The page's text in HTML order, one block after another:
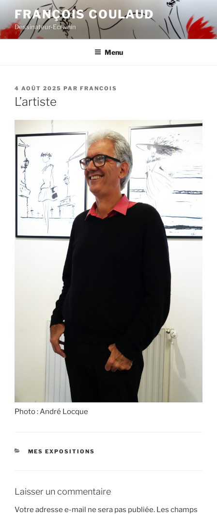
contenu
principal
FRANÇOIS COULAUD
Dessinateur-Ecrivain
Menu
PUBLIÉ
LE
4 AOÛT 2025 PAR FRANCOIS
L’artiste
Photo : André Locque
CATÉGORIES
MES EXPOSITIONS
Laisser un commentaire
Votre adresse e-mail ne sera pas publiée. Les champs